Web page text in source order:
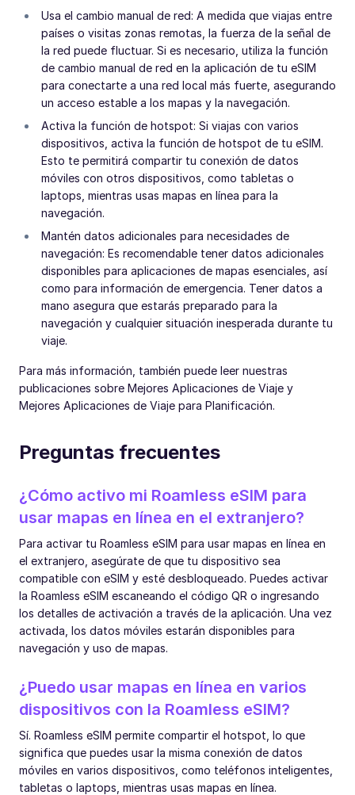
Usa el cambio manual de red: A medida que viajas entre
países o visitas zonas remotas, la fuerza de la señal de
la red puede fluctuar. Si es necesario, utiliza la función
de cambio manual de red en la aplicación de tu eSIM
para conectarte a una red local más fuerte, asegurando
un acceso estable a los mapas y la navegación.
Activa la función de hotspot: Si viajas con varios
dispositivos, activa la función de hotspot de tu eSIM.
Esto te permitirá compartir tu conexión de datos
móviles con otros dispositivos, como tabletas o
laptops, mientras usas mapas en línea para la
navegación.
Mantén datos adicionales para necesidades de
navegación: Es recomendable tener datos adicionales
disponibles para aplicaciones de mapas esenciales, así
como para información de emergencia. Tener datos a
mano asegura que estarás preparado para la
navegación y cualquier situación inesperada durante tu
viaje.
Para más información, también puede leer nuestras
publicaciones sobre Mejores Aplicaciones de Viaje y
Mejores Aplicaciones de Viaje para Planificación.
Preguntas frecuentes
¿Cómo activo mi Roamless eSIM para
usar mapas en línea en el extranjero?
Para activar tu Roamless eSIM para usar mapas en línea en
el extranjero, asegúrate de que tu dispositivo sea
compatible con eSIM y esté desbloqueado. Puedes activar
la Roamless eSIM escaneando el código QR o ingresando
los detalles de activación a través de la aplicación. Una vez
activada, los datos móviles estarán disponibles para
navegación y uso de mapas.
¿Puedo usar mapas en línea en varios
dispositivos con la Roamless eSIM?
Sí. Roamless eSIM permite compartir el hotspot, lo que
significa que puedes usar la misma conexión de datos
móviles en varios dispositivos, como teléfonos inteligentes,
tabletas o laptops, mientras usas mapas en línea.